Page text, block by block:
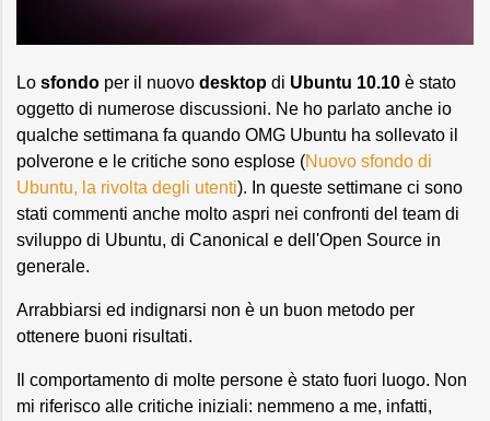
Lo sfondo per il nuovo desktop di Ubuntu 10.10 è stato
oggetto di numerose discussioni. Ne ho parlato anche io
qualche settimana fa quando OMG Ubuntu ha sollevato il
polverone e le critiche sono esplose (Nuovo sfondo di
Ubuntu, la rivolta degli utenti). In queste settimane ci sono
stati commenti anche molto aspri nei confronti del team di
sviluppo di Ubuntu, di Canonical e dell'Open Source in
generale.
Arrabbiarsi ed indignarsi non è un buon metodo per
ottenere buoni risultati.
Il comportamento di molte persone è stato fuori luogo. Non
mi riferisco alle critiche iniziali: nemmeno a me, infatti,